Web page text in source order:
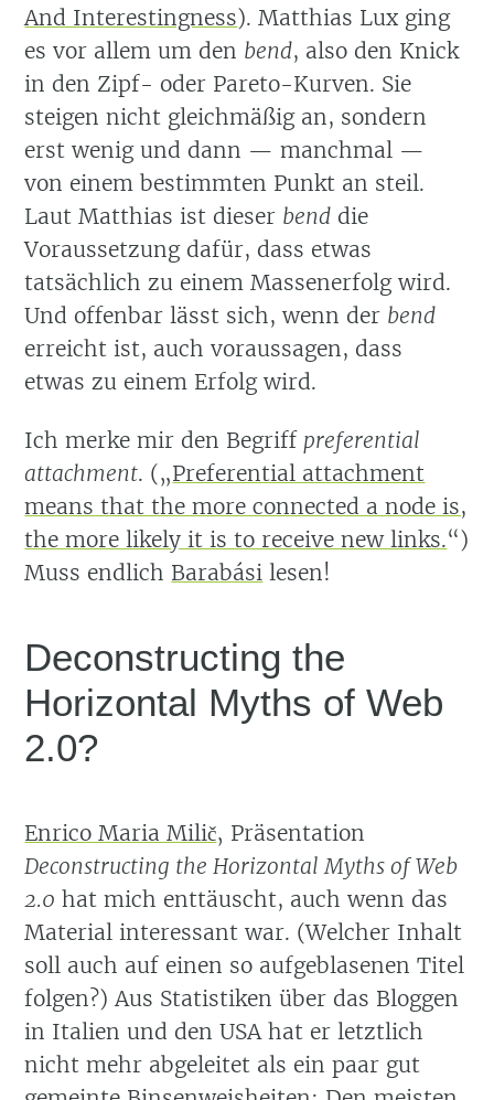
And Interestingness). Matthias Lux ging
es vor allem um den bend, also den Knick
in den Zipf- oder Pareto-Kurven. Sie
steigen nicht gleichmäßig an, sondern
erst wenig und dann — manchmal —
von einem bestimmten Punkt an steil.
Laut Matthias ist dieser bend die
Voraussetzung dafür, dass etwas
tatsächlich zu einem Massenerfolg wird.
Und offenbar lässt sich, wenn der bend
erreicht ist, auch voraussagen, dass
etwas zu einem Erfolg wird.
Ich merke mir den Begriff preferential
attachment. ( Preferential attachment
means that the more connected a node is,
the more likely it is to receive new links. )
Muss endlich Barabási lesen!
Deconstructing the
Horizontal Myths of Web
2.0?
Enrico Maria Milič‚ Präsentation
Deconstructing the Horizontal Myths of Web
2.0 hat mich enttäuscht, auch wenn das
Material interessant war. (Welcher Inhalt
soll auch auf einen so aufgeblasenen Titel
folgen?) Aus Statistiken über das Bloggen
in Italien und den USA hat er letztlich
nicht mehr abgeleitet als ein paar gut